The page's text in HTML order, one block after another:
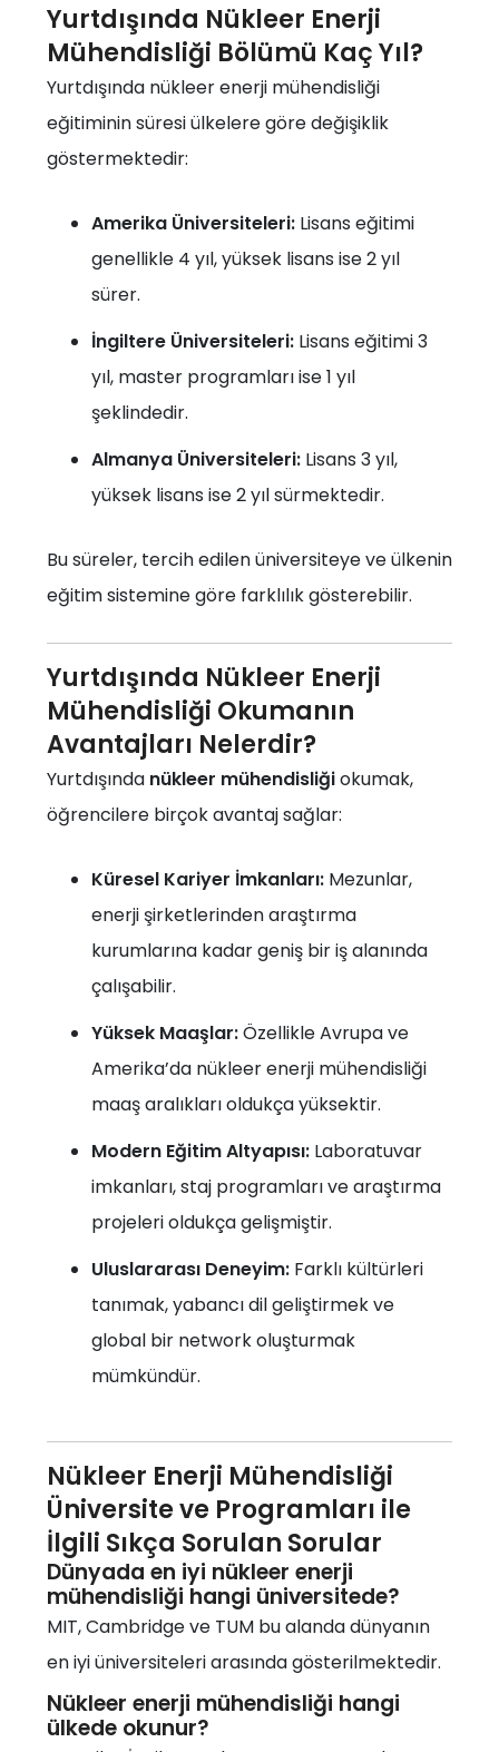
Yurtdışında Nükleer Enerji
Mühendisliği Bölümü Kaç Yıl?
Yurtdışında nükleer enerji mühendisliği
eğitiminin süresi ülkelere göre değişiklik
göstermektedir:
Amerika Üniversiteleri: Lisans eğitimi
genellikle 4 yıl, yüksek lisans ise 2 yıl
sürer.
İngiltere Üniversiteleri: Lisans eğitimi 3
yıl, master programları ise 1 yıl
şeklindedir.
Almanya Üniversiteleri: Lisans 3 yıl,
yüksek lisans ise 2 yıl sürmektedir.
Bu süreler, tercih edilen üniversiteye ve ülkenin
eğitim sistemine göre farklılık gösterebilir.
Yurtdışında Nükleer Enerji
Mühendisliği Okumanın
Avantajları Nelerdir?
Yurtdışında nükleer mühendisliğiokumak,
öğrencilere birçok avantaj sağlar:
Küresel Kariyer İmkanları: Mezunlar,
enerji şirketlerinden araştırma
kurumlarına kadar geniş bir iş alanında
çalışabilir.
Yüksek Maaşlar:Özellikle Avrupa ve
Amerika’da nükleer enerji mühendisliği
maaş aralıkları oldukça yüksektir.
Modern Eğitim Altyapısı: Laboratuvar
imkanları, staj programları ve araştırma
projeleri oldukça gelişmiştir.
Uluslararası Deneyim: Farklı kültürleri
tanımak, yabancı dil geliştirmek ve
global bir network oluşturmak
mümkündür.
Nükleer Enerji Mühendisliği
Üniversite ve Programları ile
İlgili Sıkça Sorulan Sorular
Dünyada en iyi nükleer enerji
mühendisliği hangi üniversitede?
MIT, Cambridge ve TUM bu alanda dünyanın
en iyi üniversiteleri arasında gösterilmektedir.
Nükleer enerji mühendisliği hangi
ülkede okunur?